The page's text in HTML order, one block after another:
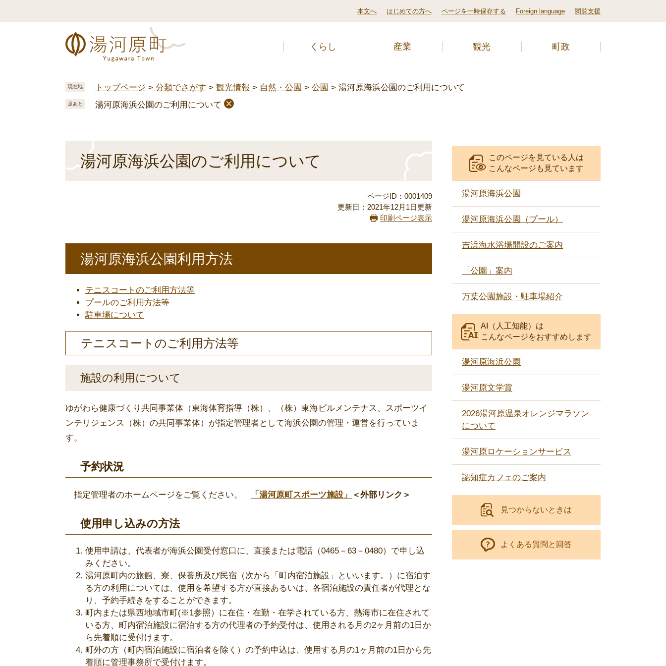
本文へ はじめての方へ ページを一時保存する Foreign language 閲覧支援
くらし 産業 観光 町政
現在地 トップページ > 分類でさがす > 観光情報 > 自然・公園 > 公園 > 湯河原海浜公園のご利用について
足あと 湯河原海浜公園のご利用について
湯河原海浜公園のご利用について
ページID：0001409
更新日：2021年12月1日更新
印刷ページ表示
湯河原海浜公園利用方法
テニスコートのご利用方法等
プールのご利用方法等
駐車場について
テニスコートのご利用方法等
施設の利用について
ゆがわら健康づくり共同事業体（東海体育指導（株）、（株）東海ビルメンテナス、スポーツイ
ンテリジェンス（株）の共同事業体）が指定管理者として海浜公園の管理・運営を行っていま
す。
予約状況
指定管理者のホームページをご覧ください。 「湯河原町スポーツ施設」 ＜外部リンク＞
使用申し込みの方法
使用申請は、代表者が海浜公園受付窓口に、直接または電話（0465－63－0480）で申し込
みください。
湯河原町内の旅館、寮、保養所及び民宿（次から「町内宿泊施設」といいます。）に宿泊す
る方の利用については、使用を希望する方が直接あるいは、各宿泊施設の責任者が代理とな
り、予約手続きをすることができます。
町内または県西地域市町(※1参照）に在住・在勤・在学されている方、熱海市に在住されて
いる方、町内宿泊施設に宿泊する方の代理者の予約受付は、使用される月の2ヶ月前の1日か
ら先着順に受付けます。
町外の方（町内宿泊施設に宿泊者を除く）の予約申込は、使用する月の1ヶ月前の1日から先
着順に管理事務所で受付けます。
このページを見ている人は
こんなページも見ています
湯河原海浜公園
湯河原海浜公園（プール）
吉浜海水浴場開設のご案内
「公園」案内
万葉公園施設・駐車場紹介
AI（人工知能）は
こんなページをおすすめします
湯河原海浜公園
湯河原文学賞
2026湯河原温泉オレンジマラソン
について
湯河原ロケーションサービス
認知症カフェのご案内
見つからないときは
よくある質問と回答